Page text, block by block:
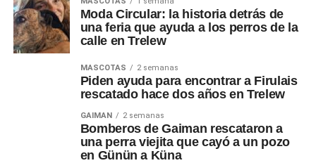
Moda Circular: la historia detrás de
una feria que ayuda a los perros de la
calle en Trelew
MASCOTAS 2 semanas
Piden ayuda para encontrar a Firulais
rescatado hace dos años en Trelew
GAIMAN 2 semanas
Bomberos de Gaiman rescataron a
una perra viejita que cayó a un pozo
en Günün a Küna